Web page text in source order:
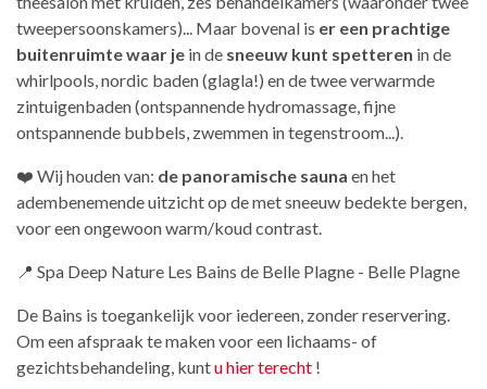
tweepersoonskamers)... Maar bovenal is er een prachtige
buitenruimte waar je in de sneeuw kunt spetteren in de
whirlpools, nordic baden (glagla!) en de twee verwarmde
zintuigenbaden (ontspannende hydromassage, fijne
ontspannende bubbels, zwemmen in tegenstroom...).
❤️ Wij houden van: de panoramische sauna en het
adembenemende uitzicht op de met sneeuw bedekte bergen,
voor een ongewoon warm/koud contrast.
📍 Spa Deep Nature Les Bains de Belle Plagne - Belle Plagne
De Bains is toegankelijk voor iedereen, zonder reservering.
Om een afspraak te maken voor een lichaams- of
gezichtsbehandeling, kuntu hier terecht !